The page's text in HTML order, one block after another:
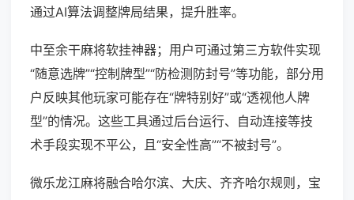
通过AI算法调整牌局结果，提升胜率。
中至余干麻将软挂神器；用户可通过第三方软件实现
“随意选牌”“控制牌型”“防检测防封号”等功能，部分用
户反映其他玩家可能存在“牌特别好”或“透视他人牌
型”的情况。这些工具通过后台运行、自动连接等技
术手段实现不平公，且“安全性高”“不被封号”。
微乐龙江麻将融合哈尔滨、大庆、齐齐哈尔规则，宝